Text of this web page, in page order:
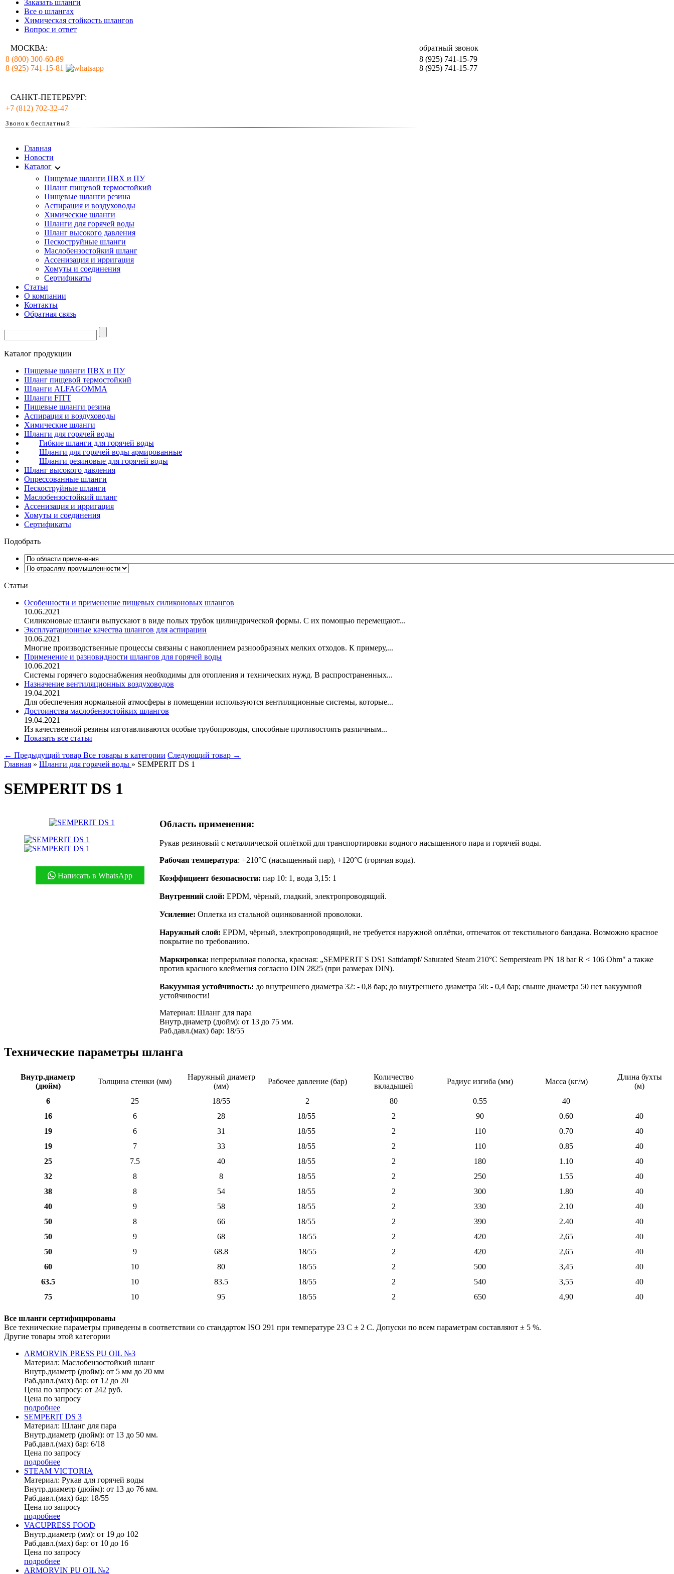
Заказать шланги
Все о шлангах
Химическая стойкость шлангов
Вопрос и ответ
МОСКВА:
обратный звонок
8 (800) 300-60-89
8 (925) 741-15-81
8 (925) 741-15-79
8 (925) 741-15-77
САНКТ-ПЕТЕРБУРГ:
+7 (812) 702-32-47
Звонок бесплатный
Главная
Новости
Каталог
Пищевые шланги ПВХ и ПУ
Шланг пищевой термостойкий
Пищевые шланги резина
Аспирация и воздуховоды
Химические шланги
Шланги для горячей воды
Шланг высокого давления
Пескоструйные шланги
Маслобензостойкий шланг
Ассенизация и ирригация
Хомуты и соединения
Сертификаты
Статьи
О компании
Контакты
Обратная связь
Каталог продукции
Пищевые шланги ПВХ и ПУ
Шланг пищевой термостойкий
Шланги ALFAGOMMA
Шланги FITT
Пищевые шланги резина
Аспирация и воздуховоды
Химические шланги
Шланги для горячей воды
Гибкие шланги для горячей воды
Шланги для горячей воды армированные
Шланги резиновые для горячей воды
Шланг высокого давления
Опрессованные шланги
Пескоструйные шланги
Маслобензостойкий шланг
Ассенизация и ирригация
Хомуты и соединения
Сертификаты
Подобрать
Статьи
Особенности и применение пищевых силиконовых шлангов
10.06.2021
Силиконовые шланги выпускают в виде полых трубок цилиндрической формы. С их помощью перемещают...
Эксплуатационные качества шлангов для аспирации
10.06.2021
Многие производственные процессы связаны с накоплением разнообразных мелких отходов. К примеру,...
Применение и разновидности шлангов для горячей воды
10.06.2021
Системы горячего водоснабжения необходимы для отопления и технических нужд. В распространенных...
Назначение вентиляционных воздуховодов
19.04.2021
Для обеспечения нормальной атмосферы в помещении используются вентиляционные системы, которые...
Достоинства маслобензостойких шлангов
19.04.2021
Из качественной резины изготавливаются особые трубопроводы, способные противостоять различным...
Показать все статьи
← Предыдущий товар Все товары в категории Следующий товар →
Главная » Шланги для горячей воды » SEMPERIT DS 1
SEMPERIT DS 1
Написать в WhatsApp
Область применения:
Рукав резиновый с металлической оплёткой для транспортировки водного насыщенного пара и горячей воды.
Рабочая температура: +210°С (насыщенный пар), +120°С (горячая вода).
Коэффициент безопасности: пар 10: 1, вода 3,15: 1
Внутренний слой: EPDM, чёрный, гладкий, электропроводящий.
Усиление: Оплетка из стальной оцинкованной проволоки.
Наружный слой: EPDM, чёрный, электропроводящий, не требуется наружной оплётки, отпечаток от текстильного бандажа. Возможно красное
покрытие по требованию.
Маркировка: непрерывная полоска, красная: „SEMPERIT S DS1 Sattdampf/ Saturated Steam 210°C Sempersteam PN 18 bar R < 106 Ohm" a также
против красного клеймения согласно DIN 2825 (при размерах DIN).
Вакуумная устойчивость: до внутреннего диаметра 32: - 0,8 бар; до внутреннего диаметра 50: - 0,4 бар; свыше диаметра 50 нет вакуумной
устойчивости!
Материал: Шланг для пара
Внутр.диаметр (дюйм): от 13 до 75 мм.
Раб.давл.(мах) бар: 18/55
Технические параметры шланга
Внутр.диаметр
(дюйм)
Толщина стенки (мм)
Наружный диаметр
(мм)
Рабочее давление (бар)
Количество
вкладышей
Радиус изгиба (мм) Масса (кг/м)
Длина бухты
(м)
6
25 18/55 2 80 0.55
40
16
6 28 18/55 2 90 0.60
40
19
6 31 18/55 2 110 0.70
40
19
7 33 18/55 2 110 0.85
40
25
7.5 40 18/55 2 180 1.10
40
32
8 8 18/55 2 250 1.55
40
38
8 54 18/55 2 300 1.80
40
40
9 58 18/55 2 330 2.10
40
50
8 66 18/55 2 390 2.40
40
50
9 68 18/55 2 420 2,65
40
50
9 68.8 18/55 2 420 2,65
40
60
10 80 18/55 2 500 3,45
40
63.5
10 83.5 18/55 2 540 3,55
40
75
10 95 18/55 2 650 4,90 40
Все шланги сертифицированы
Все технические параметры приведены в соответствии со стандартом ISO 291 при температуре 23 С ± 2 С. Допуски по всем параметрам составляют ± 5 %.
Другие товары этой категории
ARMORVIN PRESS PU OIL №3
Материал: Маслобензостойкий шланг
Внутр.диаметр (дюйм): от 5 мм до 20 мм
Раб.давл.(мах) бар: от 12 до 20
Цена по запросу: от 242 руб.
Цена по запросу
подробнее
SEMPERIT DS 3
Материал: Шланг для пара
Внутр.диаметр (дюйм): от 13 до 50 мм.
Раб.давл.(мах) бар: 6/18
Цена по запросу
подробнее
STEAM VICTORIA
Материал: Рукав для горячей воды
Внутр.диаметр (дюйм): от 13 до 76 мм.
Раб.давл.(мах) бар: 18/55
Цена по запросу
подробнее
VACUPRESS FOOD
Внутр.диаметр (мм): от 19 до 102
Раб.давл.(мах) бар: от 10 до 16
Цена по запросу
подробнее
ARMORVIN PU OIL №2